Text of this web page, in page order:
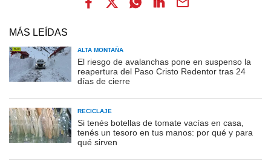
MÁS LEÍDAS
ALTA MONTAÑA
El riesgo de avalanchas pone en suspenso la
reapertura del Paso Cristo Redentor tras 24
días de cierre
RECICLAJE
Si tenés botellas de tomate vacías en casa,
tenés un tesoro en tus manos: por qué y para
qué sirven